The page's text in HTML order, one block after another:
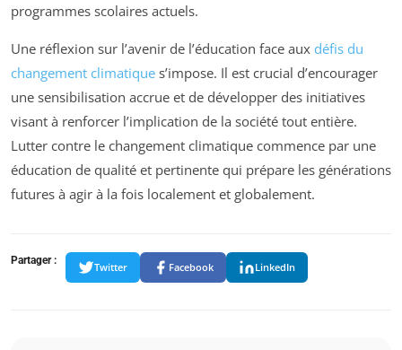
programmes scolaires actuels.
Une réflexion sur l’avenir de l’éducation face aux défis du
changement climatique s’impose. Il est crucial d’encourager
une sensibilisation accrue et de développer des initiatives
visant à renforcer l’implication de la société tout entière.
Lutter contre le changement climatique commence par une
éducation de qualité et pertinente qui prépare les générations
futures à agir à la fois localement et globalement.
Partager :
Twitter Facebook LinkedIn